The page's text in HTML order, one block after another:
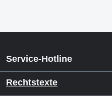
Service-Hotline
Rechtstexte